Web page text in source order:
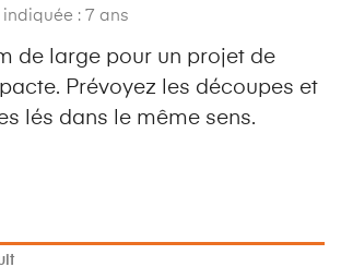
: 7 ans
de large pour un projet de
Prévoyez les découpes et
lés dans le même sens.